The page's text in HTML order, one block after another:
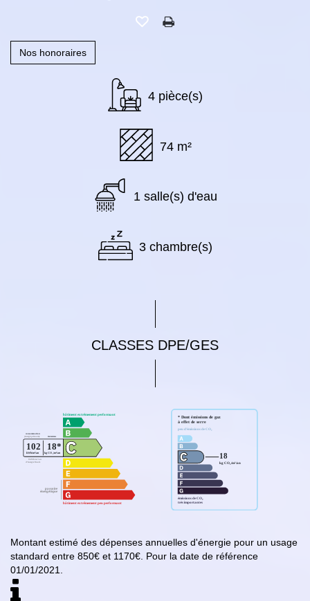
Nos honoraires
4 pièce(s)
74 m²
1 salle(s) d'eau
3 chambre(s)
CLASSES DPE/GES
Montant estimé des dépenses annuelles d'énergie pour un usage
standard entre 850€ et 1170€. Pour la date de référence
01/01/2021.